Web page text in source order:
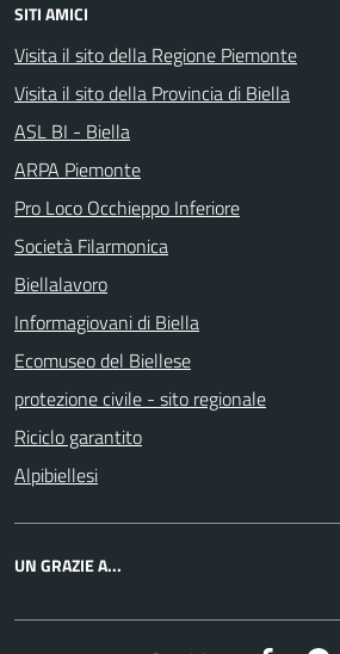
SITI AMICI
Visita il sito della Regione Piemonte
Visita il sito della Provincia di Biella
ASL BI - Biella
ARPA Piemonte
Pro Loco Occhieppo Inferiore
Società Filarmonica
Biellalavoro
Informagiovani di Biella
Ecomuseo del Biellese
protezione civile - sito regionale
Riciclo garantito
Alpibiellesi
UN GRAZIE A...